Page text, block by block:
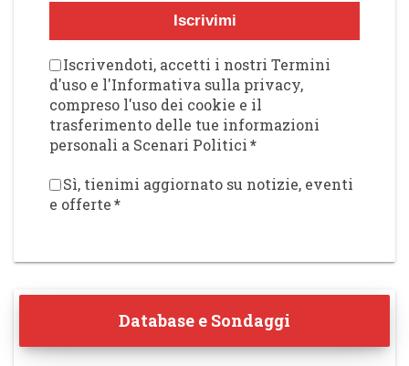
Iscrivimi
Iscrivendoti, accetti i nostri Termini
d'uso e l'Informativa sulla privacy,
compreso l'uso dei cookie e il
trasferimento delle tue informazioni
personali a Scenari Politici*
Sì, tienimi aggiornato su notizie, eventi
e offerte*
Database e Sondaggi